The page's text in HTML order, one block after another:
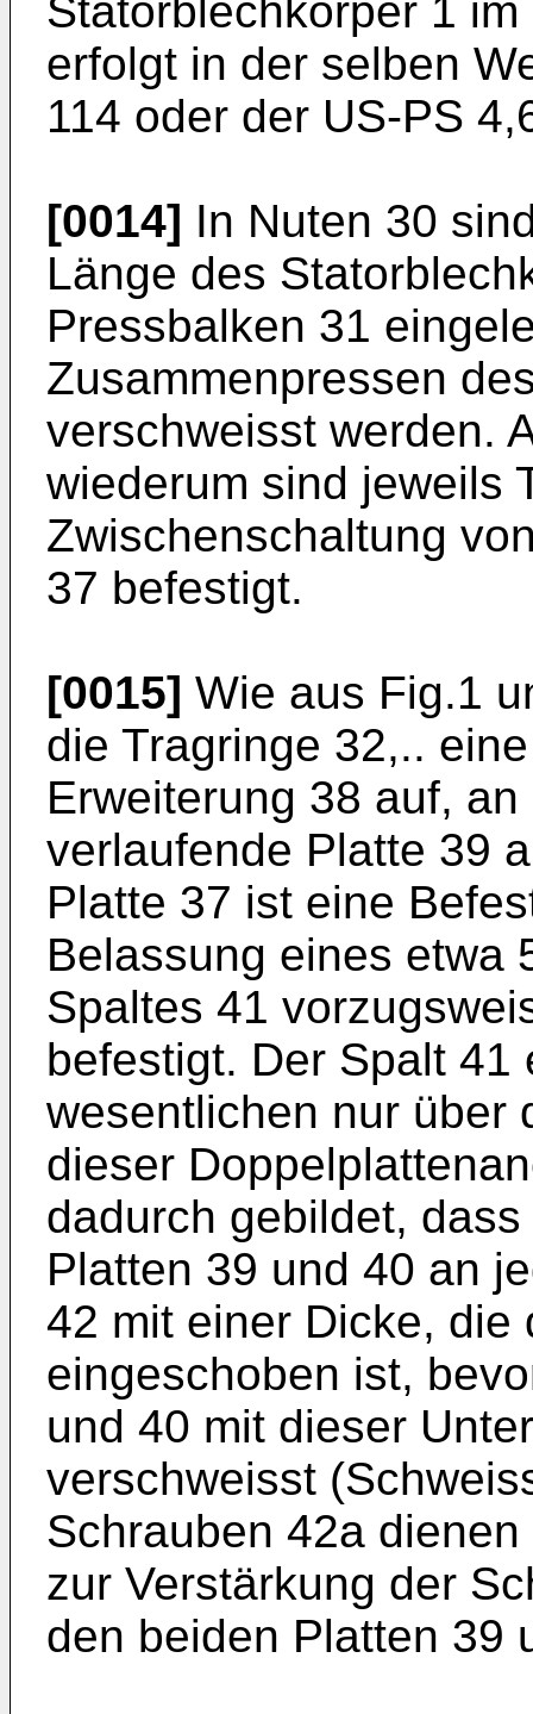
Statorblechkörper 1
erfolgt in der selben
114 oder der US-PS
[0014] In Nuten 30
Länge des
Pressbalken 31
Zusammenpressen
verschweisst werden.
wiederum sind jeweils
Zwischenschaltung
37 befestigt.
[0015] Wie aus Fig.1
die Tragringe 32,..
Erweiterung 38 auf,
verlaufende Platte 39
Platte 37 ist eine
Belassung eines etwa
Spaltes 41
befestigt. Der Spalt 41
wesentlichen nur über
dieser
dadurch gebildet,
Platten 39 und 40 an
42 mit einer Dicke, die
eingeschoben ist,
und 40 mit dieser
verschweisst
Schrauben 42a
zur Verstärkung der
den beiden Platten 39